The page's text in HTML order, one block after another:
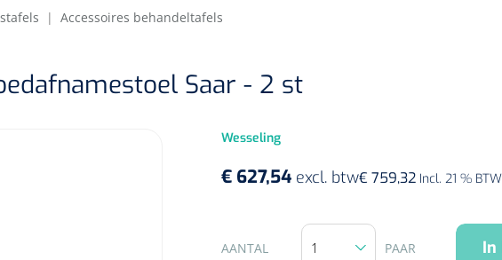
| Accessoires behandeltafels
Saar - 2 st
Wesseling
€ 627,54 excl. btw€ 759,32 Incl. 21 % BTW
AANTAL PAAR In